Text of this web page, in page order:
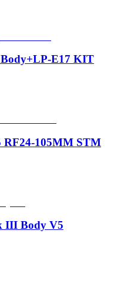
E17 KIT
105MM STM
III Body V5